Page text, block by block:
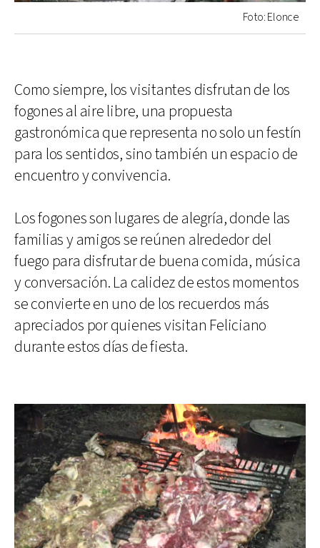
Foto: Elonce
Como siempre, los visitantes disfrutan de los
fogones al aire libre, una propuesta
gastronómica que representa no solo un festín
para los sentidos, sino también un espacio de
encuentro y convivencia.
Los fogones son lugares de alegría, donde las
familias y amigos se reúnen alrededor del
fuego para disfrutar de buena comida, música
y conversación. La calidez de estos momentos
se convierte en uno de los recuerdos más
apreciados por quienes visitan Feliciano
durante estos días de fiesta.